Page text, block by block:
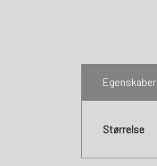
Egenskaber
Størrelse